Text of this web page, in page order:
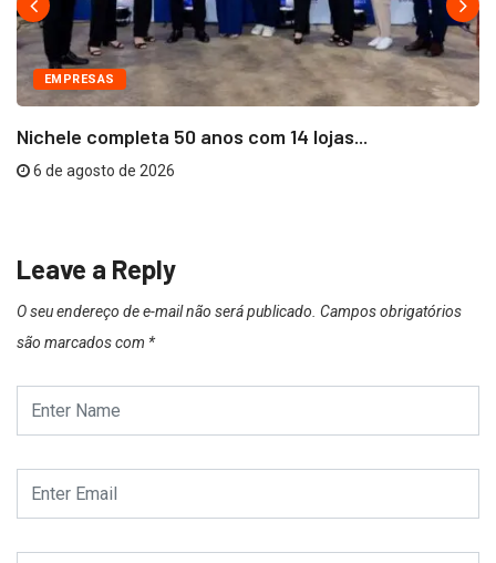
EMPRESAS
Nichele completa 50 anos com 14 lojas...
6 de agosto de 2026
Leave a Reply
O seu endereço de e-mail não será publicado. Campos obrigatórios
são marcados com *